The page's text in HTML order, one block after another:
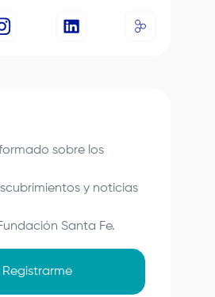
sobre los
y noticias
Santa Fe.
Registrarme